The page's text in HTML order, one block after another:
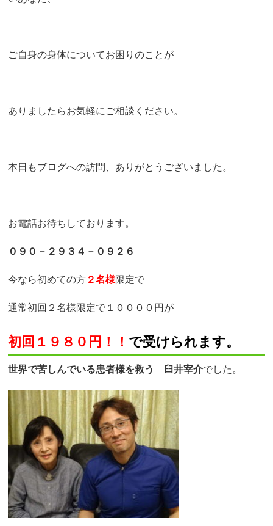
ご自身の身体についてお困りのことが
ありましたらお気軽にご相談ください。
本日もブログへの訪問、ありがとうございました。
お電話お待ちしております。
０９０－２９３４－０９２６
今なら初めての方 ２名様限定で
通常初回２名様限定で１００００円が
初回１９８０円！！ で受けられます。
世界で苦しんでいる患者様を救う 臼井宰介でした。